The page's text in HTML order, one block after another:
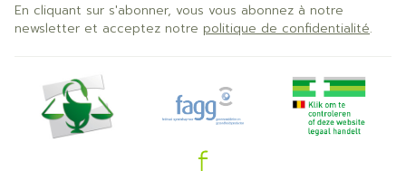
En cliquant sur s'abonner, vous vous abonnez à notre
newsletter et acceptez notre politique de confidentialité.